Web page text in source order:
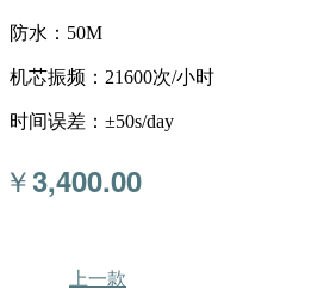
防水：50M
机芯振频：21600次/小时
时间误差：±50s/day
￥3,400.00
上一款